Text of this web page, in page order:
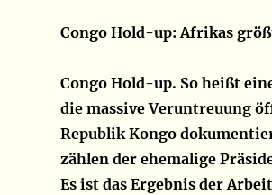
Congo Hold-up: Afrikas
Congo Hold-up. So heißt
die massive Veruntreuung
Republik Kongo
zählen der ehemalige
Es ist das Ergebnis der